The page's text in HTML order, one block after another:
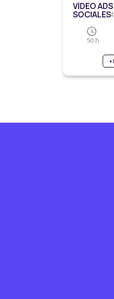
VÍDEO
50 h
+